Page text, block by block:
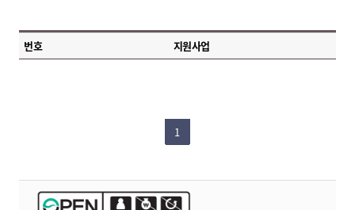
번호 지원사업
1